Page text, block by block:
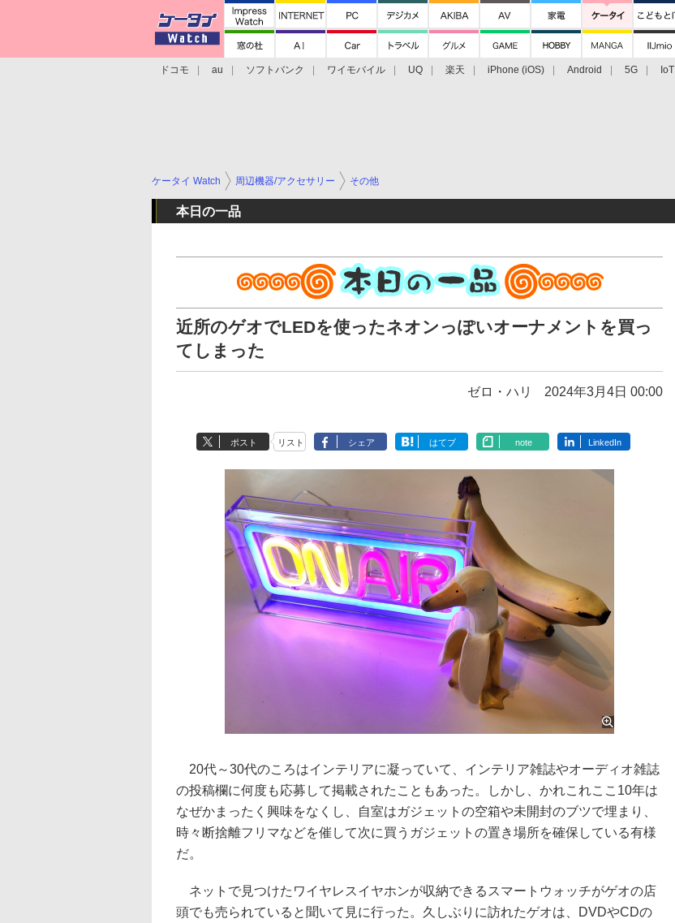
ドコモ au ソフトバンク ワイモバイル UQ 楽天 iPhone (iOS) Android 5G IoT
ケータイ Watch 周辺機器/アクセサリー その他
本日の一品
近所のゲオでLEDを使ったネオンっぽいオーナメントを買っ
てしまった
ゼロ・ハリ 2024年3月4日 00:00
ポスト リスト シェア はてブ note LinkedIn
20代～30代のころはインテリアに凝っていて、インテリア雑誌やオーディオ雑誌
の投稿欄に何度も応募して掲載されたこともあった。しかし、かれこれここ10年は
なぜかまったく興味をなくし、自室はガジェットの空箱や未開封のブツで埋まり、
時々断捨離フリマなどを催して次に買うガジェットの置き場所を確保している有様
だ。
ネットで見つけたワイヤレスイヤホンが収納できるスマートウォッチがゲオの店
頭でも売られていると聞いて見に行った。久しぶりに訪れたゲオは、DVDやCDの